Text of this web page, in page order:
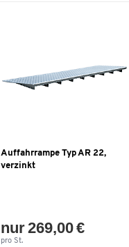
Auffahrrampe Typ AR 22,
verzinkt
nur 269,00 €
pro St.